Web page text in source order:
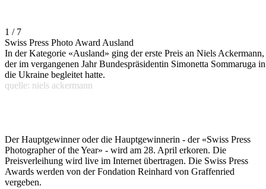
1 / 7
Swiss Press Photo Award Ausland
In der Kategorie «Ausland» ging der erste Preis an Niels Ackermann,
der im vergangenen Jahr Bundespräsidentin Simonetta Sommaruga in
die Ukraine begleitet hatte.
quelle: niels ackermann
Der Hauptgewinner oder die Hauptgewinnerin - der «Swiss Press
Photographer of the Year» - wird am 28. April erkoren. Die
Preisverleihung wird live im Internet übertragen. Die Swiss Press
Awards werden von der Fondation Reinhard von Graffenried
vergeben.